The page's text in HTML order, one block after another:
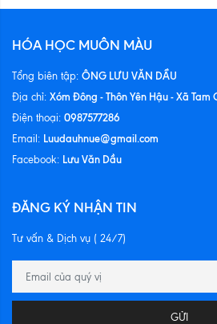
HÓA HỌC MUÔN MÀU
Tổng biên tập: ÔNG LƯU VĂN DẦU
Địa chỉ: Xóm Đông - Thôn Yên Hậu - Xã Tam
Điện thoại: 0987577286
Email: Luudauhnue@gmail.com
Facebook: Lưu Văn Dầu
ĐĂNG KÝ NHẬN TIN
Tư vấn & Dịch vụ ( 24/7)
GỬI